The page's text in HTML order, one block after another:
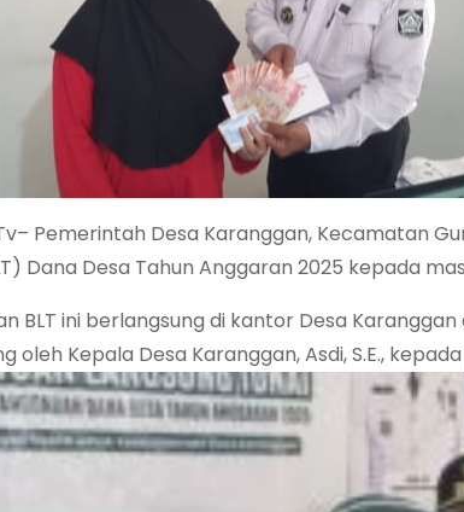
Pemerintah Desa Karanggan, Kecamatan
Dana Desa Tahun Anggaran 2025 kepada
BLT ini berlangsung di kantor Desa
oleh Kepala Desa Karanggan, Asdi, S.E.,